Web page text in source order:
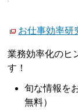
お仕事効率研
業務効率化のヒ
す！
旬な情報を
無料）